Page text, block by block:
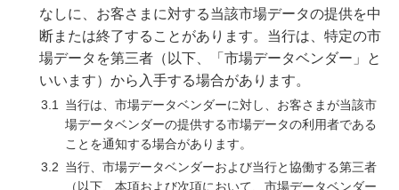
なしに、お客さまに対する当該市場データの提供を中
断または終了することがあります。当行は、特定の市
場データを第三者（以下、「市場データベンダー」と
いいます）から入手する場合があります。
3.1
当行は、市場データベンダーに対し、お客さまが当該市
場データベンダーの提供する市場データの利用者である
ことを通知する場合があります。
3.2 当行、市場データベンダーおよび当行と協働する第三者
（以下、本項および次項において、市場データベンダー